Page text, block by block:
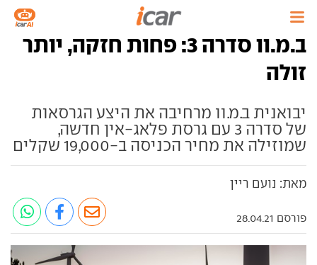
ב.מ.וו סדרה 3: פחות חזקה, יותר
זולה
יבואנית ב.מ.וו מרחיבה את היצע הגרסאות
של סדרה 3 עם גרסת פלאג-אין חדשה,
שמוזילה את מחיר הכניסה ב-19,000 שקלים
מאת: נועם ריין
פורסם 28.04.21